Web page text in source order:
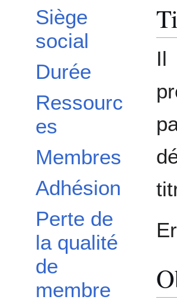
Siège
social
Durée
Ressourc
es
Membres
Adhésion
Perte de
la qualité
de
membre
Il